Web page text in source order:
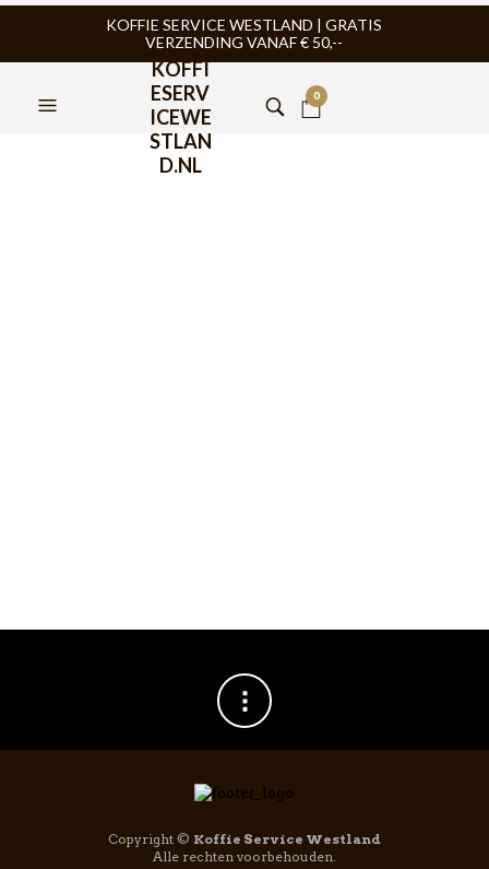
KOFFIE SERVICE WESTLAND | GRATIS
VERZENDING VANAF € 50,--
KOFFI
ESERV
ICEWE
STLAN
D.NL
0
Copyright © Koffie Service Westland
Alle rechten voorbehouden.